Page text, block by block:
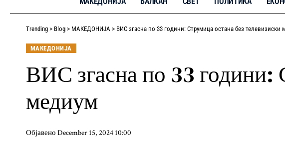
Trending > Blog > МАКЕДОНИЈА > ВИС згасна по 33 години: Струмица остана без телевизиски
МАКЕДОНИЈА
ВИС згасна по 33 години:
медиум
Објавено December 15, 2024 10:00